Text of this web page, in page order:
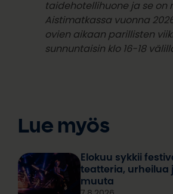
taidehotellihuone ja se on
Aistimatkassa vuonna
ovien aikaan parillisten
sunnuntaisin klo 16-18
Lue myös
Elokuu sykkii
teatteria, urheilua
muuta